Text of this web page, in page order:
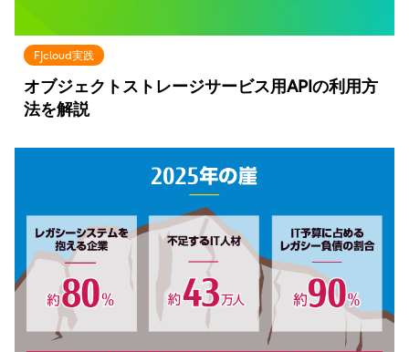
FJcloud実践
オブジェクトストレージサービス用APIの利用方
法を解説